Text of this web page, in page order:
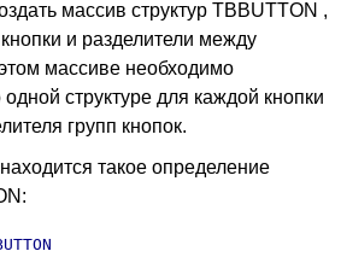
массив структур TBBUTTON ,
и разделители между
массиве необходимо
структуре для каждой кнопки
групп кнопок.
такое определение